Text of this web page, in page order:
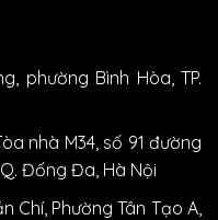
phường Bình Hòa, TP.
nhà M34, số 91 đường
Đống Đa, Hà Nội
Chí, Phường Tân Tạo A,